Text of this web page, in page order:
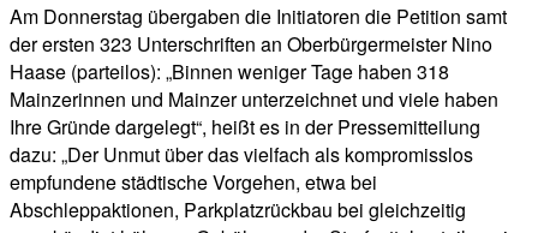
Am Donnerstag übergaben die Initiatoren die Petition samt
der ersten 323 Unterschriften an Oberbürgermeister Nino
Haase (parteilos): „Binnen weniger Tage haben 318
Mainzerinnen und Mainzer unterzeichnet und viele haben
Ihre Gründe dargelegt“, heißt es in der Pressemitteilung
dazu: „Der Unmut über das vielfach als kompromisslos
empfundene städtische Vorgehen, etwa bei
Abschleppaktionen, Parkplatzrückbau bei gleichzeitig